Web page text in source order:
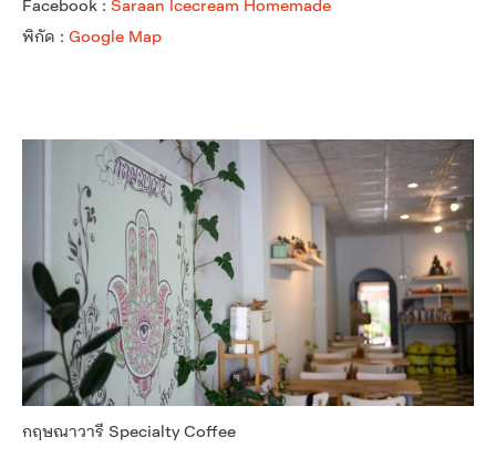
พิกัด : Google Map
กฤษณาวารี Specialty Coffee